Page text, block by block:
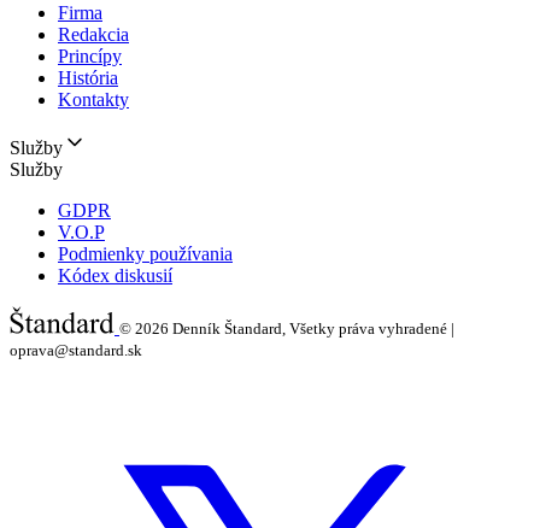
Firma
Redakcia
Princípy
História
Kontakty
Služby
Služby
GDPR
V.O.P
Podmienky používania
Kódex diskusií
© 2026 Denník Štandard, Všetky práva vyhradené |
oprava@standard.sk